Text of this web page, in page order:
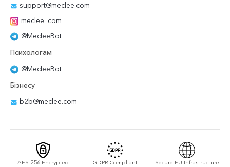
support@meclee.com
meclee_com
@MecleeBot
Психологам
@MecleeBot
Бізнесу
b2b@meclee.com
AES-256 Encrypted GDPR Compliant Secure EU Infrastructure